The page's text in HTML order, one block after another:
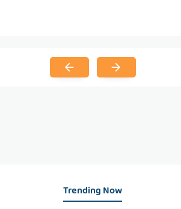
Trending Now